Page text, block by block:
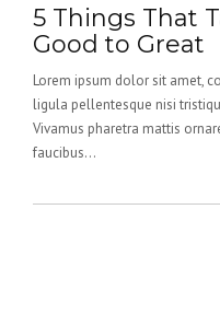
5 Things That
Good to Great
Lorem ipsum dolor sit amet,
ligula pellentesque nisi
Vivamus pharetra mattis
faucibus...